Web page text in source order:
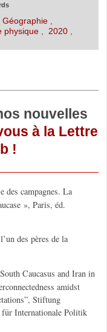
Géographie,
physique 2020,
nouvelles
à la Lettre
!
des campagnes. La
», Paris, éd.
des pères de la
Caucasus and Iran in
amidst
Stiftung
Internationale Politik